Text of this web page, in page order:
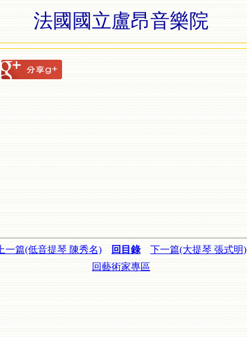
法國國立盧昂音樂院
上一篇(低音提琴 陳秀名) 回目錄
下一篇(大提琴 張式明)
回藝術家專區